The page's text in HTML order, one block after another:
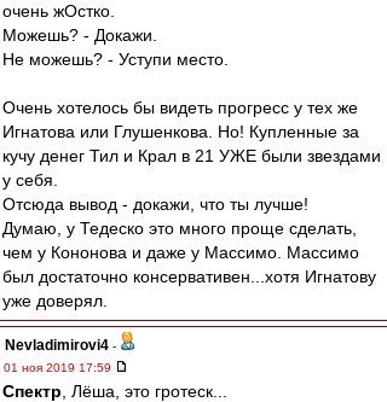
очень жОстко.
Можешь? - Докажи.
Не можешь? - Уступи место.
Очень хотелось бы видеть прогресс у тех же
Игнатова или Глушенкова. Но! Купленные за
кучу денег Тил и Крал в 21 УЖЕ были звездами
у себя.
Отсюда вывод - докажи, что ты лучше!
Думаю, у Тедеско это много проще сделать,
чем у Кононова и даже у Массимо. Массимо
был достаточно консервативен...хотя Игнатову
уже доверял.
Nevladimirovi4 -
01 ноя 2019 17:59
Спектр , Лёша, это гротеск...